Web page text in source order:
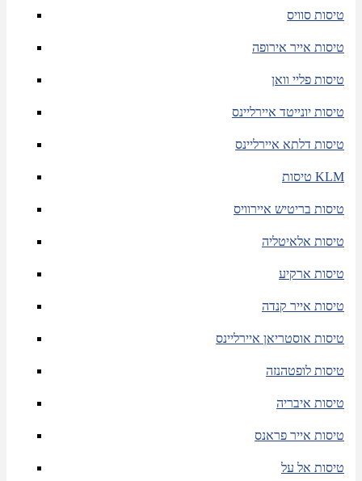
טיסות סוויס
טיסות אייר אירופה
טיסות פליי וואן
טיסות יונייטד איירליינס
טיסות דלתא איירליינס
טיסות KLM
טיסות בריטיש איירוויס
טיסות אלאיטליה
טיסות ארקיע
טיסות אייר קנדה
טיסות אוסטריאן איירליינס
טיסות לופטהנזה
טיסות איבריה
טיסות אייר פראנס
טיסות אל על